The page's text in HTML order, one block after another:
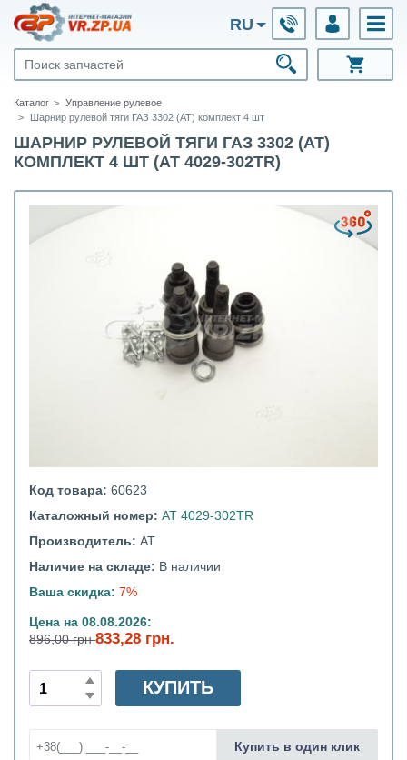
RU
Каталог
Управление рулевое
Шарнир рулевой тяги ГАЗ 3302 (АТ) комплект 4 шт
ШАРНИР РУЛЕВОЙ ТЯГИ ГАЗ 3302 (АТ)
КОМПЛЕКТ 4 ШТ (AT 4029-302TR)
Код товара: 60623
Каталожный номер: AT 4029-302TR
Производитель: АТ
Наличие на складе: В наличии
Ваша скидка: 7%
Цена на 08.08.2026:
896,00 грн833,28 грн.
КУПИТЬ
Купить в один клик